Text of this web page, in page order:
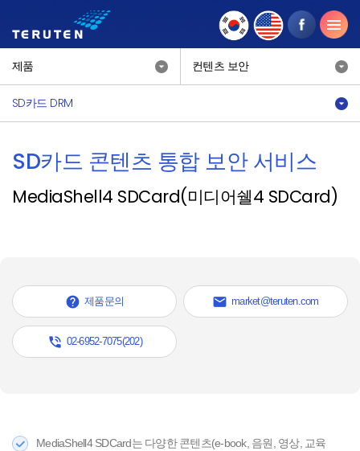
제품 컨텐츠 보안
SD카드 DRM
SD카드 콘텐츠 통합 보안 서비스
MediaShell4 SDCard(미디어쉘4 SDCard)
 제품문의  market@teruten.com
 02-6952-7075(202)
MediaShell4 SDCard는 다양한 콘텐츠(e-book, 음원, 영상, 교육